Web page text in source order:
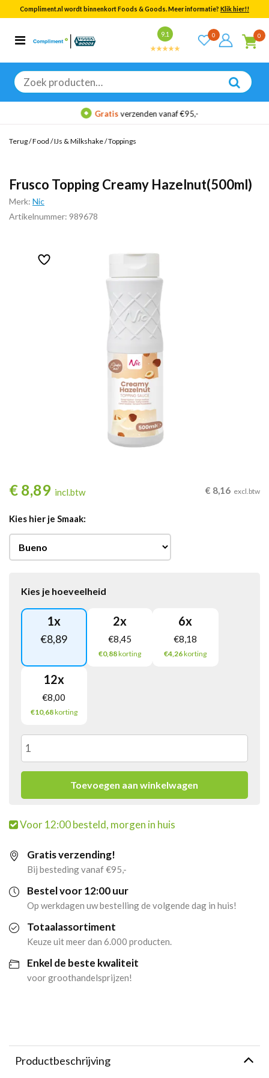
Compliment.nl wordt binnenkort Foods & Goods. Meer informatie? Klik hier!!
9.1 0 0
Zoeken
naar:
Categorieën
Bekijk alle resultaten
Gratisverzenden vanaf €95,-
Terug/Food /IJs & Milkshake/Toppings
Frusco Topping Creamy Hazelnut(500ml)
Merk: Nic
Artikelnummer: 989678
€ 8,89 incl.btw € 8,16 excl.btw
Kies hier je Smaak:
Kies je hoeveelheid
1x
€8,89
2x
€8,45
€0,88korting
6x
€8,18
€4,26korting
12x
€8,00
€10,68korting
Frusco
Topping
Hazelnut(500ml)
aantal
Toevoegen aan winkelwagen
Voor 12:00 besteld, morgen in huis
Gratis verzending!
Bij besteding vanaf €95,-
Bestel voor 12:00 uur
Op werkdagen uw bestelling de volgende dag in huis!
Totaalassortiment
Keuze uit meer dan 6.000 producten.
Enkel de beste kwaliteit
voor groothandelsprijzen!
Productbeschrijving